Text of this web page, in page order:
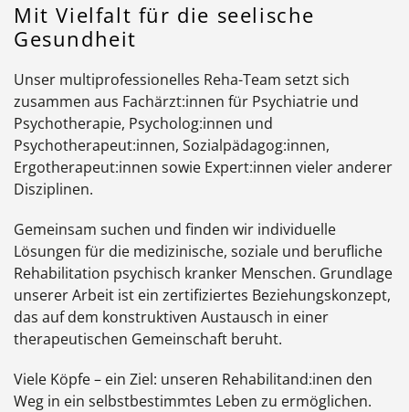
Mit Vielfalt für die seelische
Gesundheit
Unser multiprofessionelles Reha-Team setzt sich
zusammen aus Fachärzt:innen für Psychiatrie und
Psychotherapie, Psycholog:innen und
Psychotherapeut:innen, Sozialpädagog:innen,
Ergotherapeut:innen sowie Expert:innen vieler anderer
Disziplinen.
Gemeinsam suchen und finden wir individuelle
Lösungen für die medizinische, soziale und berufliche
Rehabilitation psychisch kranker Menschen. Grundlage
unserer Arbeit ist ein zertifiziertes Beziehungskonzept,
das auf dem konstruktiven Austausch in einer
therapeutischen Gemeinschaft beruht.
Viele Köpfe – ein Ziel: unseren Rehabilitand:inen den
Weg in ein selbstbestimmtes Leben zu ermöglichen.